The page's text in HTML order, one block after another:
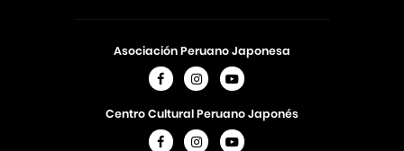
Asociación Peruano Japonesa
Centro Cultural Peruano Japonés